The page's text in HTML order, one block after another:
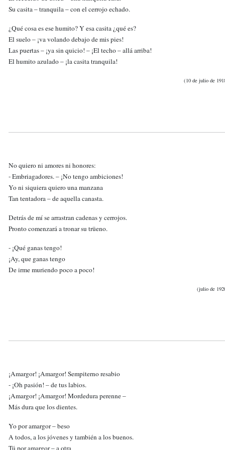
Su casita – tranquila – con el cerrojo echado.
¿Qué cosa es ese humito? Y esa casita ¿qué es?
El suelo – ¡va volando debajo de mis pies!
Las puertas – ¡ya sin quicio! – ¡El techo – allá arriba!
El humito azulado – ¡la casita tranquila!
(10 de julio de
No quiero ni amores ni honores:
- Embriagadores. – ¡No tengo ambiciones!
Yo ni siquiera quiero una manzana
Tan tentadora – de aquella canasta.
Detrás de mí se arrastran cadenas y cerrojos.
Pronto comenzará a tronar su trüeno.
- ¡Qué ganas tengo!
¡Ay, que ganas tengo
De irme muriendo poco a poco!
(julio de
¡Amargor! ¡Amargor! Sempiterno resabio
- ¡Oh pasión! – de tus labios.
¡Amargor! ¡Amargor! Mordedura perenne –
Más dura que los dientes.
Yo por amargor – beso
A todos, a los jóvenes y también a los buenos.
Tú por amargor – a otra